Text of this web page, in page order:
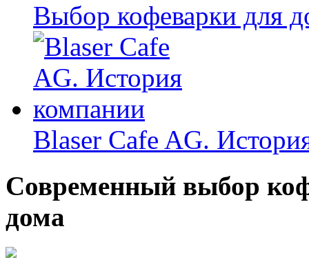
Выбор кофеварки для
Blaser Cafe AG.
Современный выбор
дома